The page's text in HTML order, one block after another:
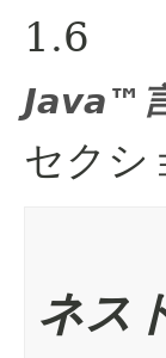
1.6
Java™
セク
ネス